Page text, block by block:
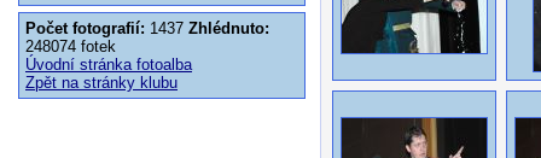
Počet fotografií: 1437 Zhlédnuto:
248074 fotek
Úvodní stránka fotoalba
Zpět na stránky klubu